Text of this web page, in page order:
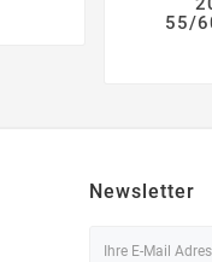
55/
Newsletter